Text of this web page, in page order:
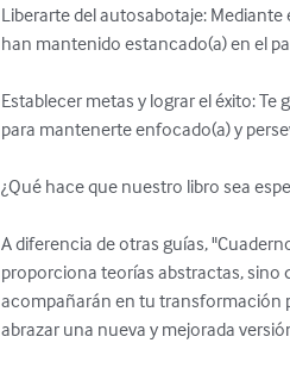
Liberarte del autosabotaje:
han mantenido estancado(a) en el
Establecer metas y lograr el éxito:
para mantenerte enfocado(a) y
¿Qué hace que nuestro libro sea
A diferencia de otras guías,
proporciona teorías abstractas, sino
acompañarán en tu transformación
abrazar una nueva y mejorada